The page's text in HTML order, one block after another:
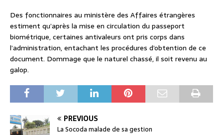
Des fonctionnaires au ministère des Affaires étrangères
estiment qu’après la mise en circulation du passeport
biométrique, certaines antivaleurs ont pris corps dans
l’administration, entachant les procédures d’obtention de ce
document. Dommage que le naturel chassé, il soit revenu au
galop.
PREVIOUS
La Socoda malade de sa gestion